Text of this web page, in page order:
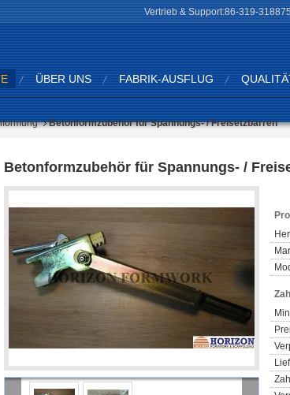
Vertrieb & Support:86-319-
ÜBER UNS FABRIK-AUSFLUG
Betonformzubehör für Spannungs- / Freisetzbarren
Betonformzubehör für Spannungs- /